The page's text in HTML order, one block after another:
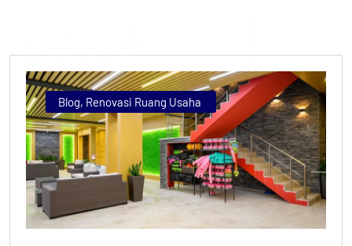
Blog, Renovasi Ruang Usaha